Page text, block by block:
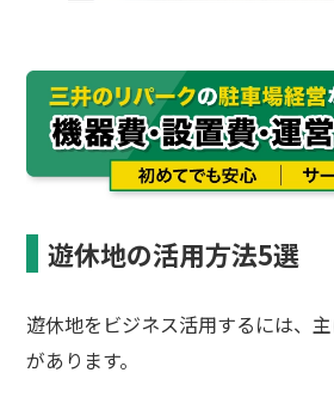
遊休地の活用方法5選
遊休地をビジネス活用するには、
があります。